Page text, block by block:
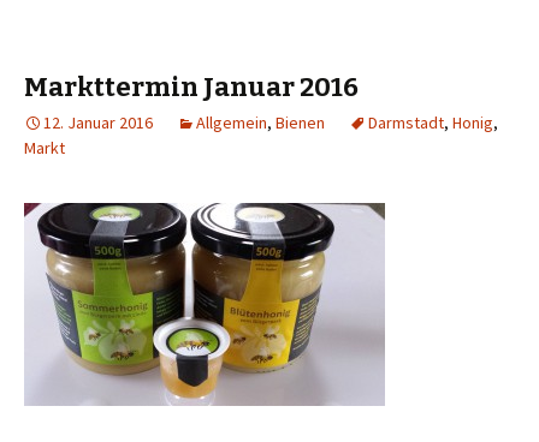
Markttermin Januar 2016
12. Januar 2016 Allgemein, Bienen Darmstadt, Honig,
Markt